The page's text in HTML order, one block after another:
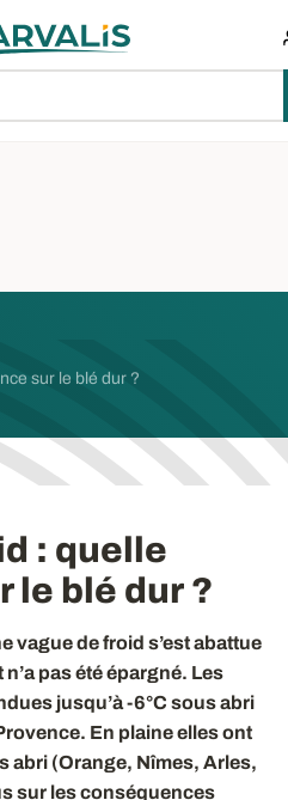
sur le blé dur ?
: quelle
le blé dur ?
vague de froid s’est abattue
pas été épargné. Les
jusqu’à -6°C sous abri
En plaine elles ont
abri (Orange, Nîmes, Arles,
sur les conséquences